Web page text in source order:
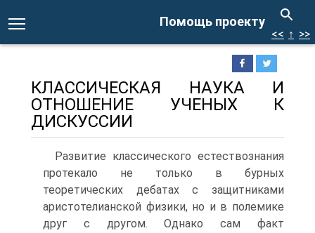
Помощь проекту
<< ↑ >>
КЛАССИЧЕСКАЯ НАУКА И
ОТНОШЕНИЕ УЧЕНЫХ К
ДИСКУССИИ
Развитие классического естествознания
протекало не только в бурных
теоретических дебатах с защитниками
аристотелианской физики, но и в полемике
друг с другом. Однако сам факт